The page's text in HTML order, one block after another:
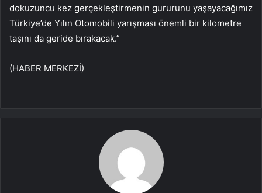
dokuzuncu kez gerçekleştirmenin gururunu yaşayacağımız
Türkiye’de Yılın Otomobili yarışması önemli bir kilometre
taşını da geride bırakacak.”
(HABER MERKEZİ)